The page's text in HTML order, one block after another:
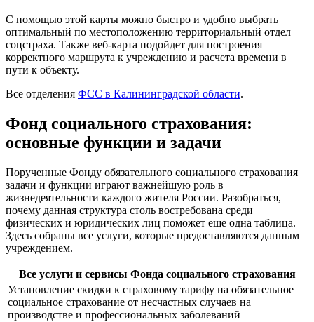
С помощью этой карты можно быстро и удобно выбрать
оптимальный по местоположению территориальный отдел
соцстраха. Также веб-карта подойдет для построения
корректного маршрута к учреждению и расчета времени в
пути к объекту.
Все отделения ФСС в Калининградской области.
Фонд социального страхования:
основные функции и задачи
Порученные Фонду обязательного социального страхования
задачи и функции играют важнейшую роль в
жизнедеятельности каждого жителя России. Разобраться,
почему данная структура столь востребована среди
физических и юридических лиц поможет еще одна таблица.
Здесь собраны все услуги, которые предоставляются данным
учреждением.
Все услуги и сервисы Фонда социального страхования
Установление скидки к страховому тарифу на обязательное
социальное страхование от несчастных случаев на
производстве и профессиональных заболеваний